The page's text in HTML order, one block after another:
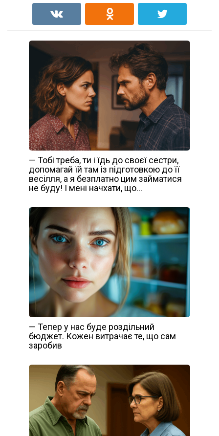
— Тобі треба, ти і їдь до своєї сестри,
допомагай їй там із підготовкою до її
весілля, а я безплатно цим займатися
не буду! І мені начхати, що…
— Тепер у нас буде роздільний
бюджет. Кожен витрачає те, що сам
заробив